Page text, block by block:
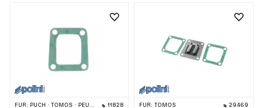
FÜR: PUCH · TOMOS · PEUGEOT 11828 FÜR: TOMOS 29469